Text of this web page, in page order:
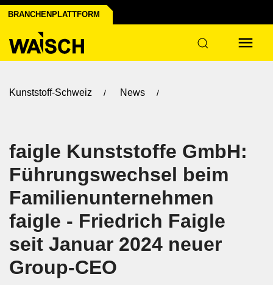
BRANCHENPLATTFORM
Kunststoff-Schweiz News
faigle Kunststoffe GmbH:
Führungswechsel beim
Familienunternehmen
faigle - Friedrich Faigle
seit Januar 2024 neuer
Group-CEO